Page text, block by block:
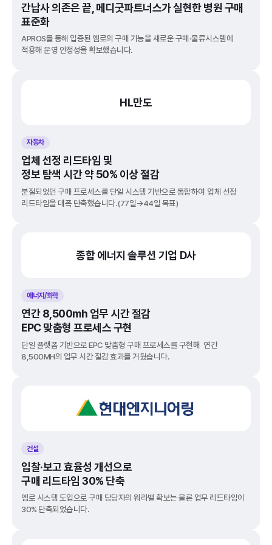
간납사 의존은 끝, 메디굿파트너스가 실현한 병원 구매
표준화
APROS를 통해 입증된 엠로의 구매 기능을 새로운 구매·물류시스템에
적용해 운영 안정성을 확보했습니다.
HL만도
자동차
업체 선정 리드타임 및
정보 탐색 시간 약 50% 이상 절감
분절되었던 구매 프로세스를 단일 시스템 기반으로 통합하여업체 선정
리드타임을 대폭 단축했습니다.(77일→44일 목표)
종합 에너지 솔루션 기업 D사
에너지/화학
연간 8,500mh 업무 시간 절감
EPC 맞춤형 프로세스 구현
단일 플랫폼 기반으로 EPC 맞춤형 구매 프로세스를 구현해 연간
건설
입찰·보고 효율성 개선으로
구매 리드타임 30% 단축
엠로 시스템 도입으로 구매 담당자의 워라밸 확보는 물론 업무 리드타임이
30% 단축되었습니다.